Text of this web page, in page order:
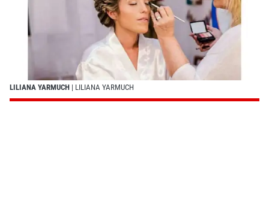
LILIANA YARMUCH | LILIANA YARMUCH